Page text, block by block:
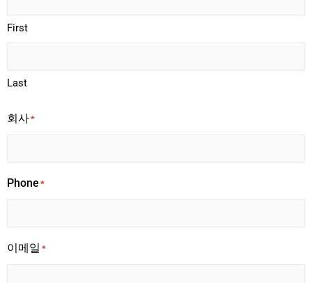
First
Last
회사*
Phone *
이메일 *